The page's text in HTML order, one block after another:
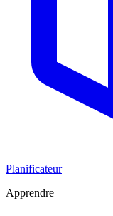
Planificateur
Apprendre